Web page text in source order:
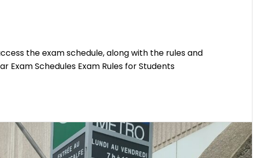
the exam schedule, along with the rules and
Exam Schedules Exam Rules for Students